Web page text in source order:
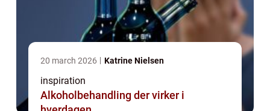
20 march 2026 Katrine Nielsen
inspiration
Alkoholbehandling der virker i